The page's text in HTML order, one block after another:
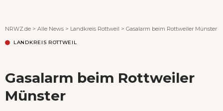
NRWZ.de > Alle News > Landkreis Rottweil > Gasalarm beim Rottweiler Münster
LANDKREIS ROTTWEIL
Gasalarm beim Rottweiler
Münster